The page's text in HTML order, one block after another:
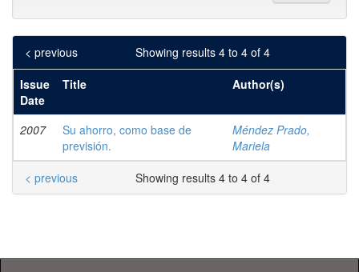
Showing results 4 to 4 of 4
< previous
Issue
Date
Title Author(s)
2007
Su ahorro, como base de
previsión.
Méndez Prado,
Mariela
Showing results 4 to 4 of 4
< previous